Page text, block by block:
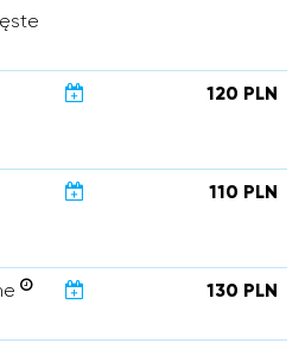
120 PLN
110 PLN
130 PLN